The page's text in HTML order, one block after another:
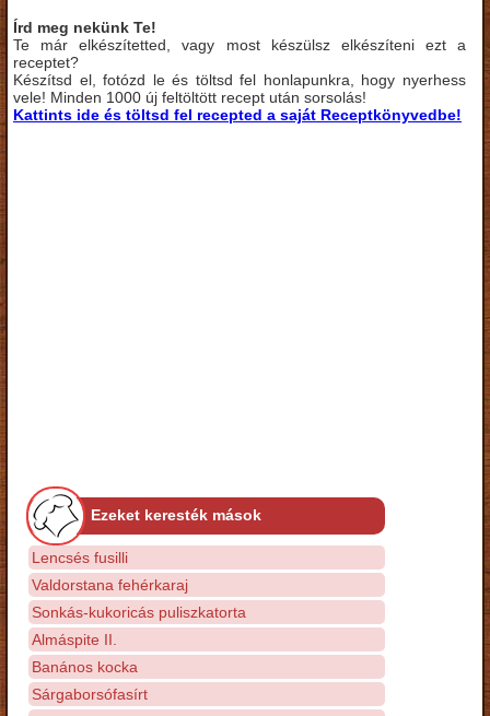
Írd meg nekünk Te!
Te már elkészítetted, vagy most készülsz elkészíteni ezt a
receptet?
Készítsd el, fotózd le és töltsd fel honlapunkra, hogy nyerhess
vele! Minden 1000 új feltöltött recept után sorsolás!
Kattints ide és töltsd fel recepted a saját Receptkönyvedbe!
Ezeket keresték mások
Lencsés fusilli
Valdorstana fehérkaraj
Sonkás-kukoricás puliszkatorta
Almáspite II.
Banános kocka
Sárgaborsófasírt